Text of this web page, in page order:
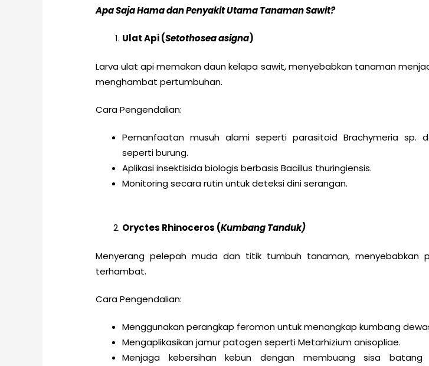
Apa Saja Hama dan Penyakit Utama Tanaman Sawit?
Ulat Api (Setothosea asigna)
Larva ulat api memakan daun kelapa sawit, menyebabkan tanaman
menghambat pertumbuhan.
Cara Pengendalian:
Pemanfaatan musuh alami seperti parasitoid Brachymeria sp.
seperti burung.
Aplikasi insektisida biologis berbasis Bacillus thuringiensis.
Monitoring secara rutin untuk deteksi dini serangan.
Oryctes Rhinoceros (Kumbang Tanduk)
Menyerang pelepah muda dan titik tumbuh tanaman, menyebabkan
terhambat.
Cara Pengendalian:
Menggunakan perangkap feromon untuk menangkap kumbang
Mengaplikasikan jamur patogen seperti Metarhizium anisopliae.
Menjaga kebersihan kebun dengan membuang sisa